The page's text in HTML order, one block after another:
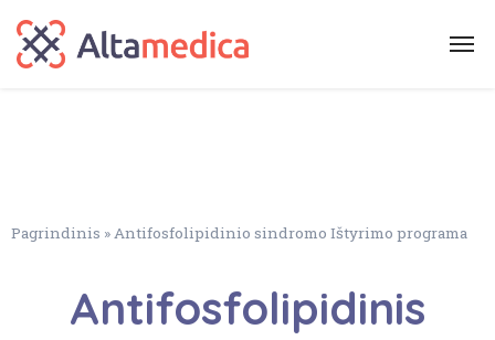
Pagrindinis »Antifosfolipidinio sindromo Ištyrimo programa
Antifosfolipidinis